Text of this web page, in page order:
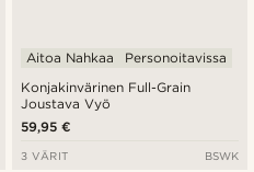
Konjakinvärinen Full-Grain
Joustava Vyö
Aitoa Nahkaa Personoitavissa
59,95 €
3 VÄRIT BSWK